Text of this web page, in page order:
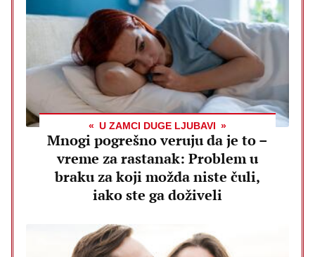
U ZAMCI DUGE LJUBAVI
Mnogi pogrešno veruju da je to –
vreme za rastanak: Problem u
braku za koji možda niste čuli,
iako ste ga doživeli